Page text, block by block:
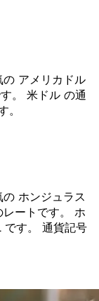
アメリカドル
。 米ドル の通
ホンジュラス
ートです。 ホ
です。 通貨記号